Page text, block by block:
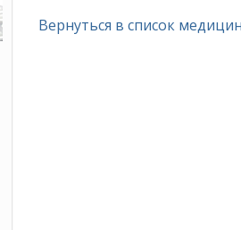
Вернуться в список